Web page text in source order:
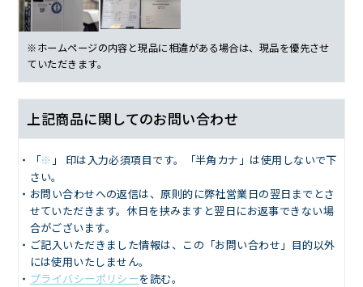
※ホームページの内容と現品に相違がある場合は、現品を優先させ
ていただきます。
上記商品に関してのお問い合わせ
「※ 」 印は入力必須項目です。「半角カナ」は使用しないで下
さい。
お問い合わせへの返信は、原則的に弊社営業日の翌日までとさ
せていただきます。休日を挟みますと翌日にお返事できない場
合がございます。
ご記入いただきました情報は、この「お問い合わせ」目的以外
には使用いたしません。
プライバシーポリシーを読む。